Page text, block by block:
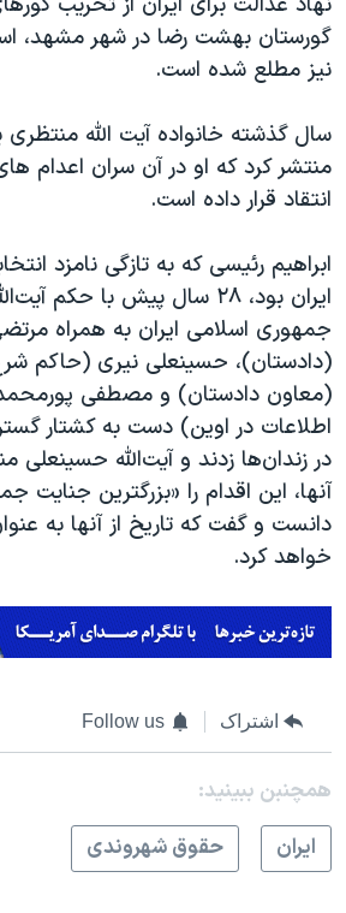
گورستان بهشت رضا در شهر مشهد،
نیز مطلع شده است.
سال گذشته خانواده آیت الله
انتقاد قرار داده است.
ابراهیم رئیسی که به تازگی نامزد
ایران بود، ۲۸ سال پیش با
جمهوری اسلامی ایران به همراه
(دادستان)، حسینعلی نیری (حاکم
(معاون دادستان) و مصطفی
اطلاعات در اوین) دست به کشتار
در زندان‌ها زدند و آیت‌الله حسینعلی
آنها، این اقدام را «بزرگترین جنایت
دانست و گفت که تاریخ از آنها به
خواهد کرد.
اشتراک Follow us
همچنبن ببینید:
ايران
حقوق شهروندی